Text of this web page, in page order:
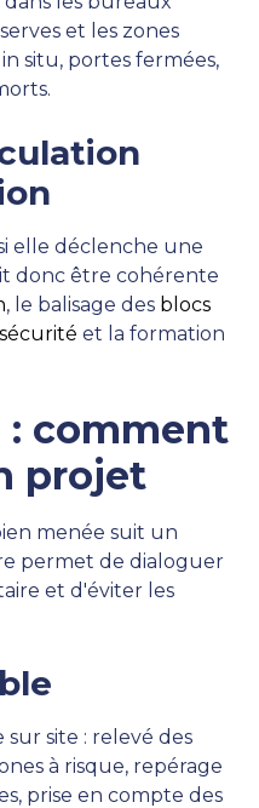
et les zones
situ, portes fermées,
elle déclenche une
donc être cohérente
, le balisage des blocs
et la formation
comment
projet
menée suit un
permet de dialoguer
et d'éviter les
site : relevé des
à risque, repérage
prise en compte des